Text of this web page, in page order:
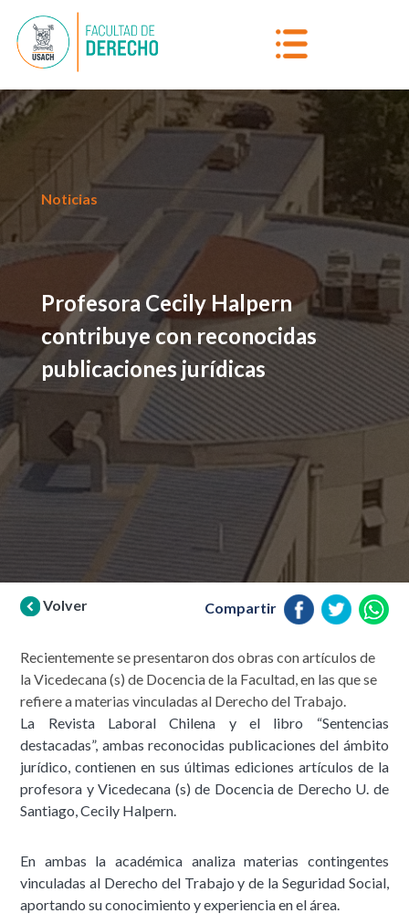
Noticias
Profesora Cecily Halpern
contribuye con reconocidas
publicaciones jurídicas
Volver Compartir
Recientemente se presentaron dos obras con artículos de
la Vicedecana (s) de Docencia de la Facultad, en las que se
refiere a materias vinculadas al Derecho del Trabajo.
La Revista Laboral Chilena y el libro “Sentencias
destacadas”, ambas reconocidas publicaciones del ámbito
jurídico, contienen en sus últimas ediciones artículos de la
profesora y Vicedecana (s) de Docencia de Derecho U. de
Santiago, Cecily Halpern.
En ambas la académica analiza materias contingentes
vinculadas al Derecho del Trabajo y de la Seguridad Social,
aportando su conocimiento y experiencia en el área.